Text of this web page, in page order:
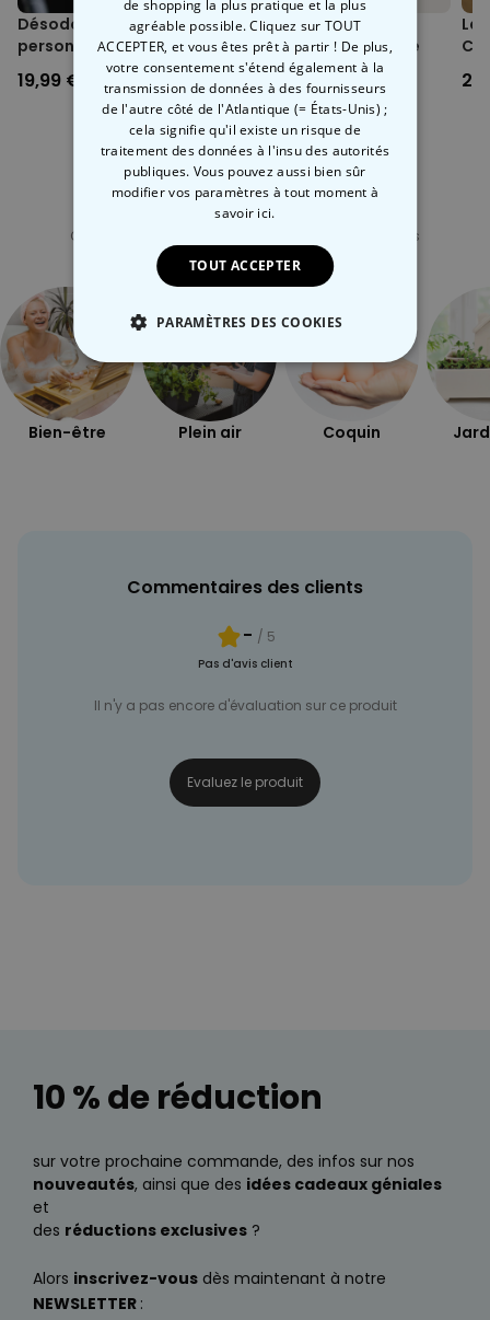
Désodorisant voiture
personnalisé avec visage
- Lot de 2
19,99 €
Chaussettes
personnalisées visage
19,99 €
Catégorie concernée
Consultez nos autres catégories de cadeux insolites
Bien-être Plein air Coquin
Commentaires des clients
- / 5
Pas d'avis client
Il n'y a pas encore d'évaluation sur ce produit
Evaluez le produit
10 % de réduction
sur votre prochaine commande, des infos sur nos
nouveautés, ainsi que des idées cadeaux géniales
et
des réductions exclusives ?
Alors inscrivez-vous dès maintenant à notre
NEWSLETTER :
de shopping la plus pratique et la plus
agréable possible. Cliquez sur TOUT
ACCEPTER, et vous êtes prêt à partir ! De plus,
votre consentement s'étend également à la
transmission de données à des fournisseurs
de l'autre côté de l'Atlantique (= États-Unis) ;
cela signifie qu'il existe un risque de
traitement des données à l'insu des autorités
publiques. Vous pouvez aussi bien sûr
modifier vos paramètres à tout moment à
savoir ici.
TOUT ACCEPTER
PARAMÈTRES DES COOKIES
STRICTEMENT NÉCESSAIRE
PERFORMANCE